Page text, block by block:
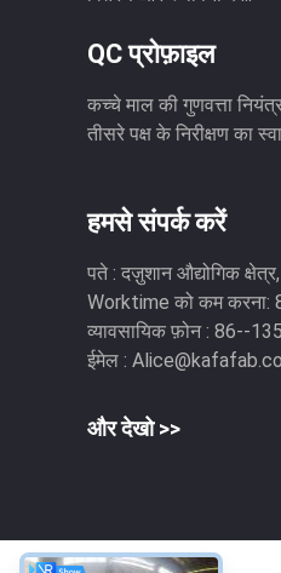
QC प्रोफ़ाइल
कच्चे माल की गुणवत्ता
तीसरे पक्ष के निरीक्षण का
हमसे संपर्क करें
पते : दज़ुशान औद्योगिक
Worktime को कम करना:
व्यावसायिक फ़ोन : 86--
ईमेल :
और देखो >>